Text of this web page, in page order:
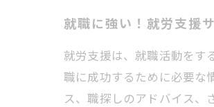
就職に強い！就労支援
就労支援は、就職活動をす
職に成功するために必要な
ス、職探しのアドバイス、